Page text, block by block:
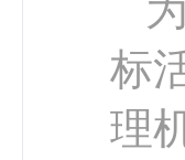
标
理